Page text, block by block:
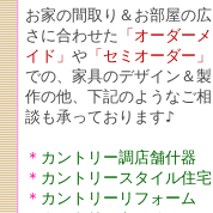
お家の間取り＆お部屋の広
さに合わせた 「オーダーメ
イド」 や 「セミオーダー」
での、家具のデザイン＆製
作の他、下記のようなご相
談も承っております♪
＊ カントリー調店舗什器
＊ カントリースタイル住宅
＊ カントリーリフォーム